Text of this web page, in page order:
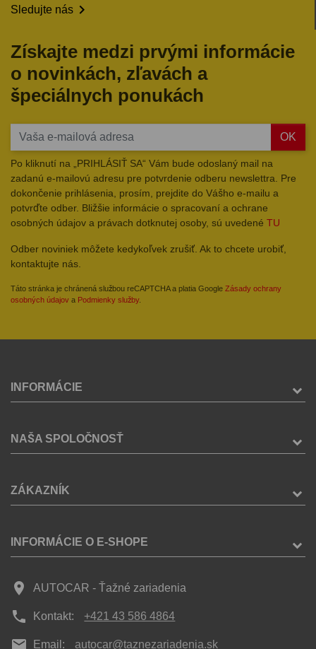
Sledujte nás 
Získajte medzi prvými informácie
o novinkách, zľavách a
špeciálnych ponukách
OK
Po kliknutí na „PRIHLÁSIŤ SA“ Vám bude odoslaný mail na
zadanú e-mailovú adresu pre potvrdenie odberu newslettra. Pre
dokončenie prihlásenia, prosím, prejdite do Vášho e-mailu a
potvrďte odber. Bližšie informácie o spracovaní a ochrane
osobných údajov a právach dotknutej osoby, sú uvedené TU
Odber noviniek môžete kedykoľvek zrušiť. Ak to chcete urobiť,
kontaktujte nás.
Táto stránka je chránená službou reCAPTCHA a platia Google Zásady ochrany
osobných údajov a Podmienky služby.
INFORMÁCIE
NAŠA SPOLOČNOSŤ
ZÁKAZNÍK
INFORMÁCIE O E-SHOPE
place AUTOCAR - Ťažné zariadenia
phone Kontakt: +421 43 586 4864
mail Email: autocar@taznezariadenia.sk